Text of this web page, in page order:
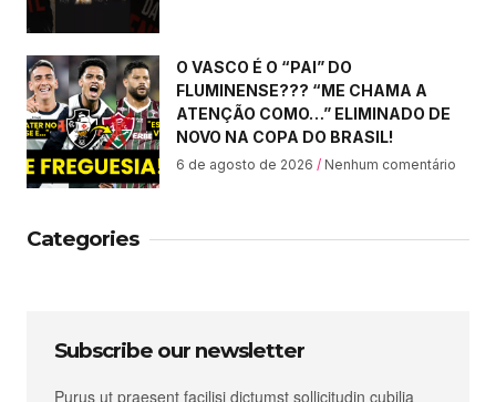
O VASCO É O “PAI” DO
FLUMINENSE??? “ME CHAMA A
ATENÇÃO COMO…” ELIMINADO DE
NOVO NA COPA DO BRASIL!
6 de agosto de 2026 Nenhum comentário
Categories
Subscribe our newsletter
Purus ut praesent facilisi dictumst sollicitudin cubilia